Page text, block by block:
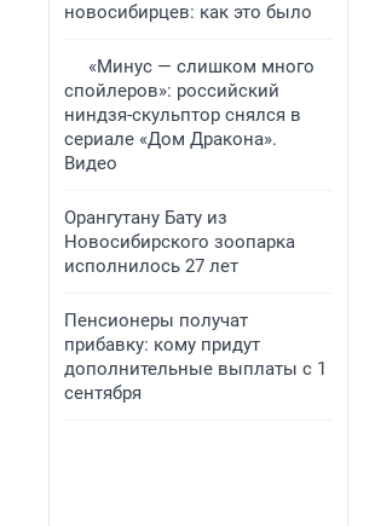
новосибирцев: как это было
«Минус — слишком много
спойлеров»: российский
ниндзя-скульптор снялся в
сериале «Дом Дракона».
Видео
Орангутану Бату из
Новосибирского зоопарка
исполнилось 27 лет
Пенсионеры получат
прибавку: кому придут
дополнительные выплаты с 1
сентября